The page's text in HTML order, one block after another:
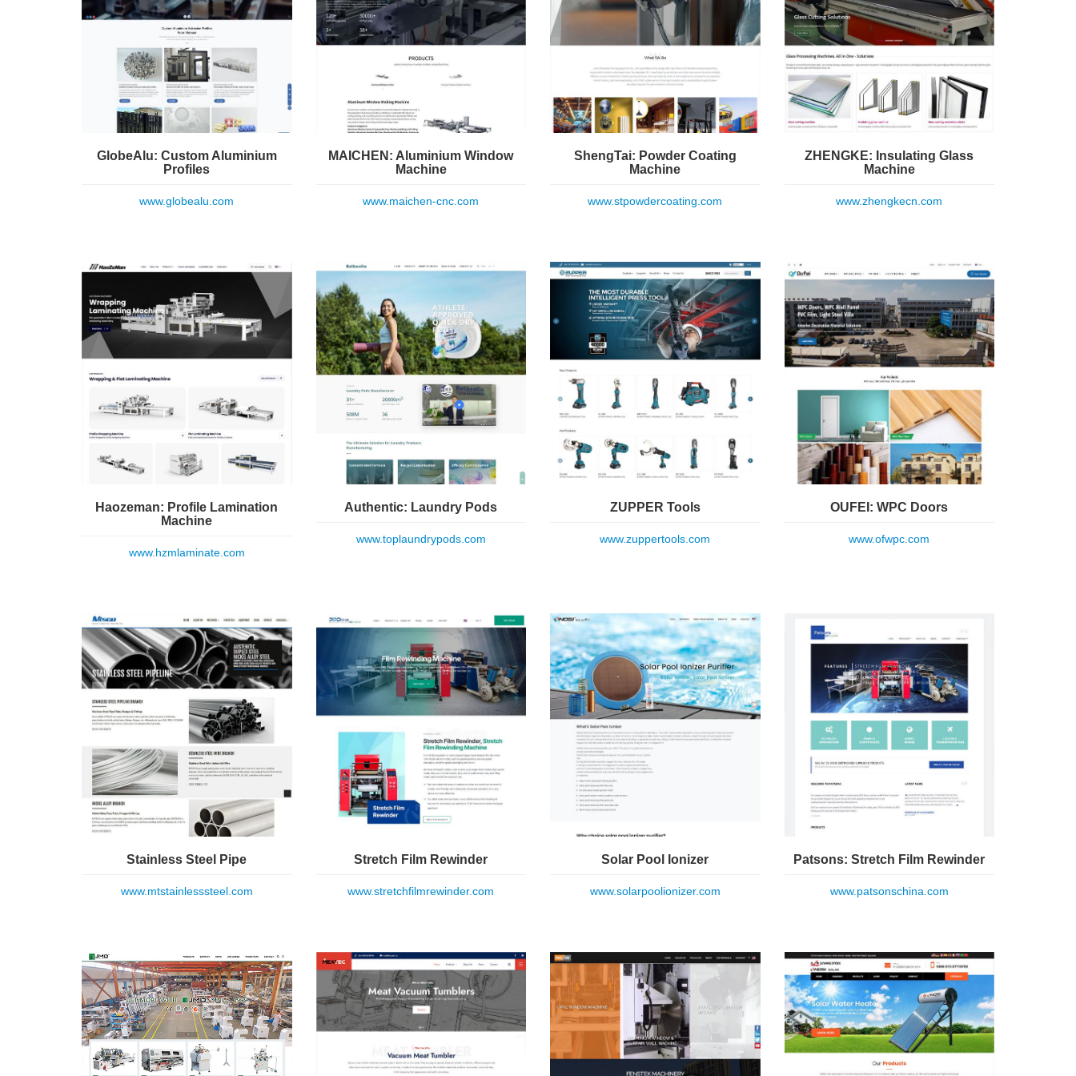
GlobeAlu: Custom Aluminium
Profiles
www.globealu.com
MAICHEN: Aluminium Window
Machine
www.maichen-cnc.com
ShengTai: Powder Coating
Machine
www.stpowdercoating.com
ZHENGKE: Insulating Glass
Machine
www.zhengkecn.com
Haozeman: Profile Lamination
Machine
www.hzmlaminate.com
Authentic: Laundry Pods
www.toplaundrypods.com
ZUPPER Tools
www.zuppertools.com
OUFEI: WPC Doors
www.ofwpc.com
Stainless Steel Pipe
www.mtstainlesssteel.com
Stretch Film Rewinder
www.stretchfilmrewinder.com
Solar Pool Ionizer
www.solarpoolionizer.com
Patsons: Stretch Film Rewinder
www.patsonschina.com